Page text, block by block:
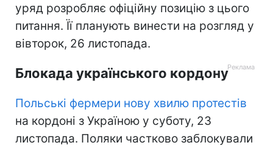
уряд розробляє офіційну позицію з цього
питання. Її планують винести на розгляд у
вівторок, 26 листопада.
Блокада українського кордону
Польські фермери нову хвилю протестів
на кордоні з Україною у суботу, 23
листопада. Поляки частково заблокували